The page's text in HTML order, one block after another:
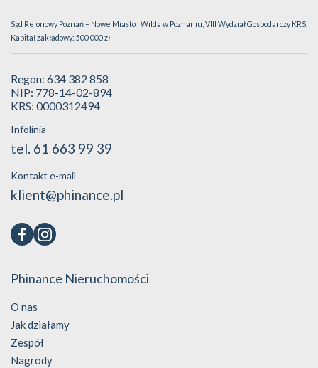
Sąd Rejonowy Poznań – Nowe Miasto i Wilda w Poznaniu, VIII Wydział Gospodarczy KRS,
Kapitał zakładowy: 500 000 zł
Regon: 634 382 858
NIP: 778-14-02-894
KRS: 0000312494
Infolinia
tel. 61 663 99 39
Kontakt e-mail
klient@phinance.pl
Phinance Nieruchomości
O nas
Jak działamy
Zespół
Nagrody